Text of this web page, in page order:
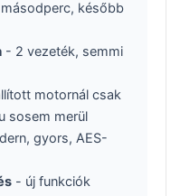
később
- 2 vezeték, semmi
motornál csak
sosem merül
gyors, AES-
- új funkciók